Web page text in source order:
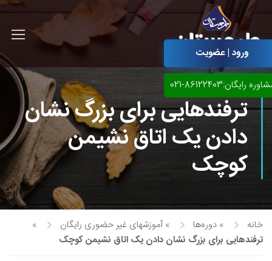
آموزش مجازی طراحی لباس
ورود | عضویت
رایگان:86122403-021
ترفندهایی برای بزرگ نشان
دادن یک اتاق نشیمن
کوچک
خانه » دوره‌ها »آموزشهای غیر حضوری رایگان
»
ترفندهایی برای بزرگ نشان دادن یک اتاق نشیمن کوچک